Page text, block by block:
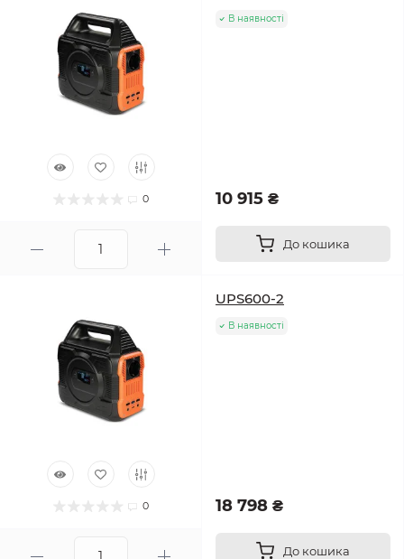
0
В наявності
10 915 ₴
До кошика
0
UPS600-2
В наявності
18 798 ₴
До кошика